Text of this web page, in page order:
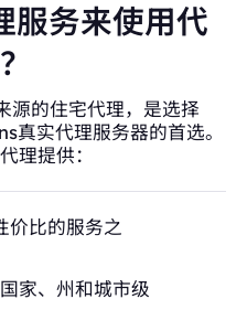
服务来使用代
源的住宅代理，是选择
实代理服务器的首选。
理提供：
价比的服务之
家、州和城市级